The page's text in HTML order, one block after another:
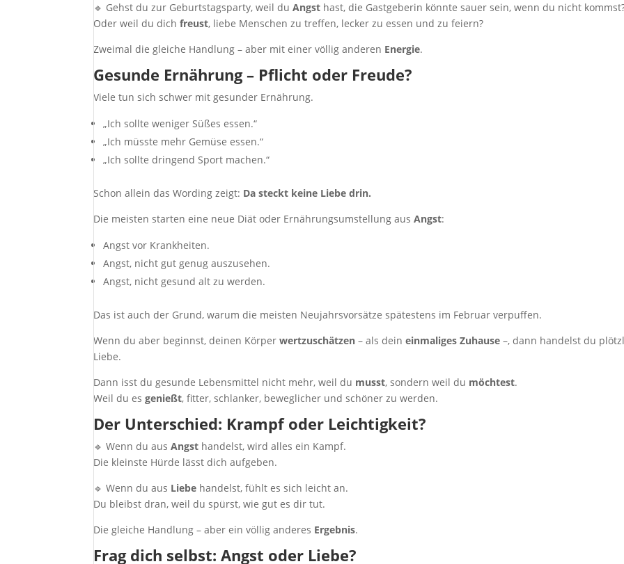
🔹 Gehst du zur Geburtstagsparty, weil duAngst hast, die Gastgeberin könnte sauer sein, wenn du nicht
Oder weil du dichfreust, liebe Menschen zu treffen, lecker zu essen und zu feiern?
Zweimal die gleiche Handlung – aber mit einer völlig anderen Energie.
Gesunde Ernährung – Pflicht oder Freude?
Viele tun sich schwer mit gesunder Ernährung.
„Ich sollte weniger Süßes essen.“
„Ich müsste mehr Gemüse essen.“
„Ich sollte dringend Sport machen.“
Schon allein das Wording zeigt: Da steckt keine Liebe drin.
Die meisten starten eine neue Diät oder Ernährungsumstellung ausAngst:
Angst vor Krankheiten.
Angst, nicht gut genug auszusehen.
Angst, nicht gesund alt zu werden.
Das ist auch der Grund, warum die meisten Neujahrsvorsätze spätestens im Februar verpuffen.
Wenn du aber beginnst, deinen Körperwertzuschätzen – als deineinmaliges Zuhause –, dann handelst du
Liebe.
Dann isst du gesunde Lebensmittel nicht mehr, weil du musst, sondern weil du möchtest.
Weil du esgenießt, fitter, schlanker, beweglicher und schöner zu werden.
Der Unterschied: Krampf oder Leichtigkeit?
🔹 Wenn du ausAngst handelst, wird alles ein Kampf.
Die kleinste Hürde lässt dich aufgeben.
🔹 Wenn du aus Liebe handelst, fühlt es sich leicht an.
Du bleibst dran, weil du spürst, wie gut es dir tut.
Die gleiche Handlung – aber ein völlig anderes Ergebnis.
Frag dich selbst: Angst oder Liebe?